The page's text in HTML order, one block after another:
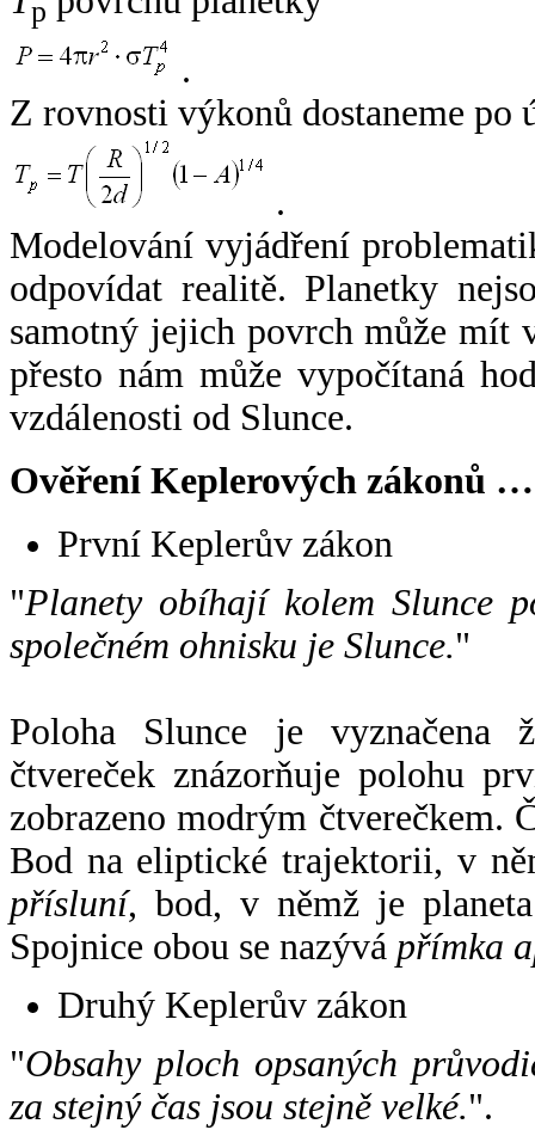
p
.
Z rovnosti výkonů dostaneme po
.
Modelování vyjádření
odpovídat realitě. Planetky
samotný jejich povrch může mít
přesto nám může vypočítaná
vzdálenosti od Slunce.
Ověření Keplerových zákonů …
První Keplerův zákon
"Planety obíhají kolem Slunce
společném ohnisku je Slunce."
Poloha Slunce je vyznačena
čtvereček znázorňuje polohu
zobrazeno modrým čtverečkem.
Bod na eliptické trajektorii, v
přísluní, bod, v němž je
Spojnice obou se nazývá přímka
Druhý Keplerův zákon
"Obsahy ploch opsaných
za stejný čas jsou stejně velké.".